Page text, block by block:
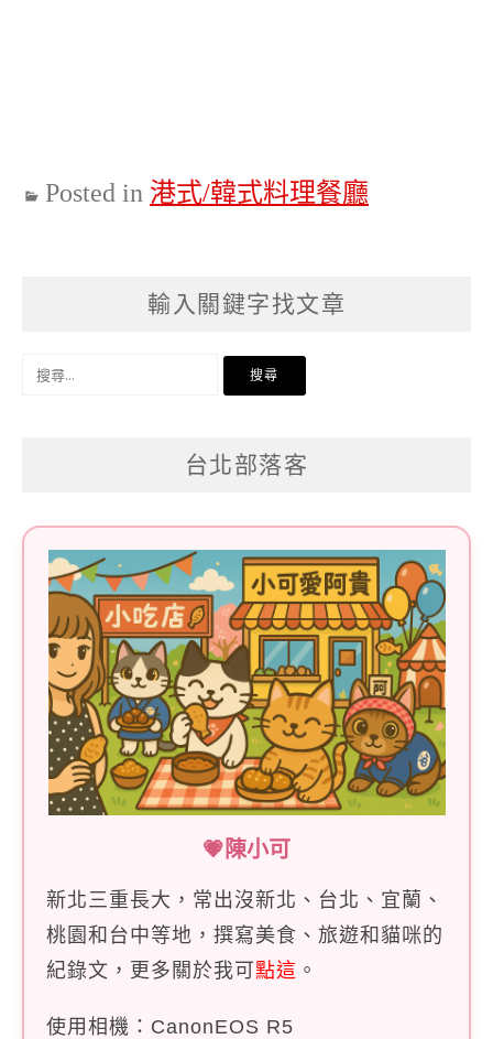
Posted in 港式/韓式料理餐廳
輸入關鍵字找文章
搜
台北部落客
💗陳小可
新北三重長大，常出沒新北、台北、宜蘭、
桃園和台中等地，撰寫美食、旅遊和貓咪的
紀錄文，更多關於我可 點這 。
使用相機：CanonEOS R5